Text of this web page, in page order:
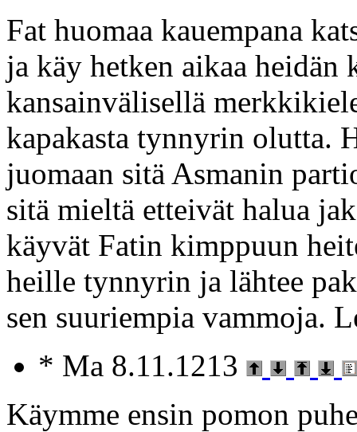
Fat huomaa kauempana
ja käy hetken aikaa heidän
kansainvälisellä
kapakasta tynnyrin olutta.
juomaan sitä Asmanin
sitä mieltä etteivät halua
käyvät Fatin kimppuun
heille tynnyrin ja lähtee
sen suuriempia vammoja.
* Ma 8.11.1213
Käymme ensin pomon